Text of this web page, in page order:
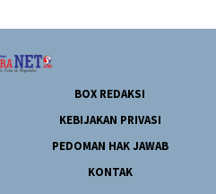
BOX REDAKSI
KEBIJAKAN PRIVASI
PEDOMAN HAK JAWAB
KONTAK